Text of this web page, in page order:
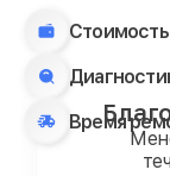
Стоимость
Время